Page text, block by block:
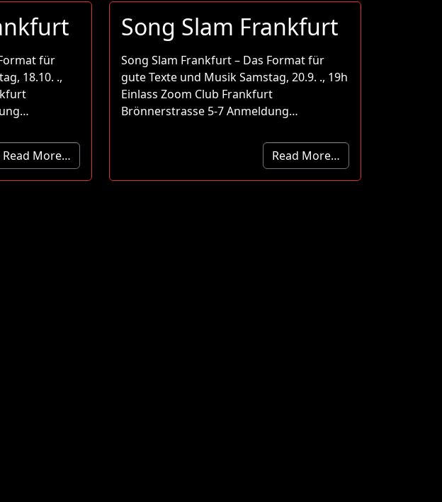
für
18.10. .,
Read More…
Song Slam Frankfurt
Song Slam Frankfurt – Das Format für
gute Texte und Musik Samstag, 20.9. ., 19h
Einlass Zoom Club Frankfurt
Brönnerstrasse 5-7 Anmeldung…
Read More…